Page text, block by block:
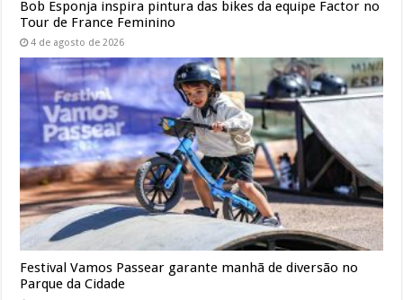
Bob Esponja inspira pintura das bikes da equipe Factor no
Tour de France Feminino
4 de agosto de 2026
Festival Vamos Passear garante manhã de diversão no
Parque da Cidade